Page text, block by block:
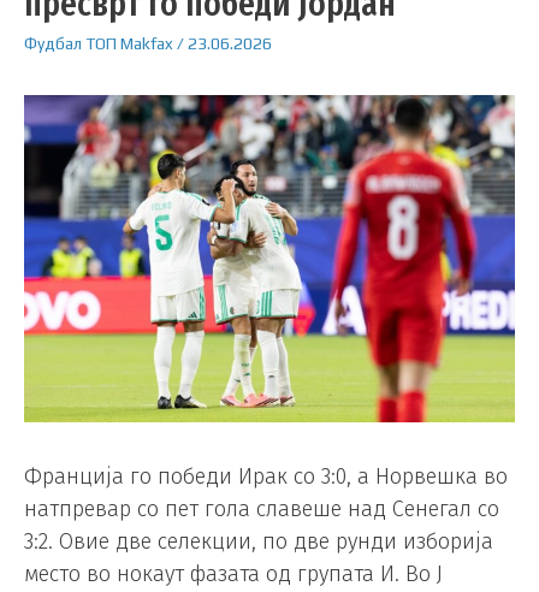
Фудбал ТОП Makfax /23.06.2026
Франција го победи Ирак со 3:0, а Норвешка во
натпревар со пет гола славеше над Сенегал со
3:2. Овие две селекции, по две рунди изборија
место во нокаут фазата од групата И. Во Ј